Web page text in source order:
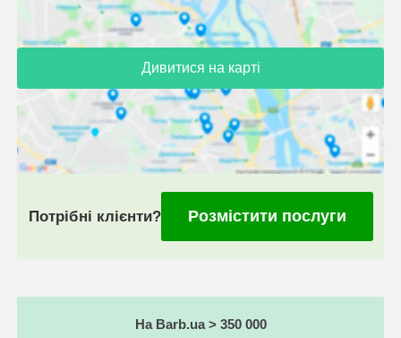
Дивитися на карті
Потрібні клієнти? Розмістити послуги
На Barb.ua > 350 000